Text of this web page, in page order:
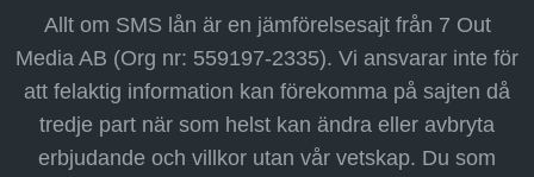
Allt om SMS lån är en jämförelsesajt från 7 Out
Media AB (Org nr: 559197-2335). Vi ansvarar inte för
att felaktig information kan förekomma på sajten då
tredje part när som helst kan ändra eller avbryta
erbjudande och villkor utan vår vetskap. Du som